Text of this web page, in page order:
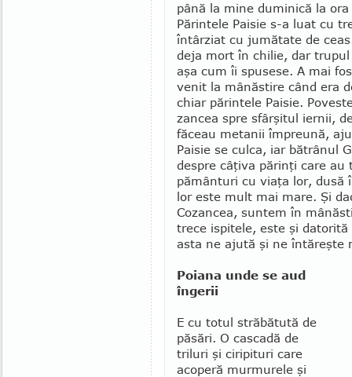
până la mine duminică la
Părintele Paisie s-a luat cu
în­târ­ziat cu jumătate de
deja mort în chilie, dar
aşa cum îi spu­sese. A mai
venit la mânăs­tire când era
chiar părintele Paisie.
zancea spre sfârşitul iernii,
făceau metanii împreună,
Paisie se culca, iar bătrânul
despre câţiva părinţi care
pământuri cu viaţa lor, dusă
lor este mult mai mare. Şi
Cozancea, suntem în
trece ispitele, este şi
asta ne ajută şi ne întăreşte
Poiana unde se aud
îngerii
E cu totul străbătută de
păsări. O cascadă de
triluri şi ciripituri care
acoperă murmurele şi